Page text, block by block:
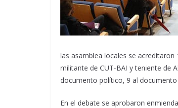
las asamblea locales se
militante de CUT-BAI y teniente de
documento político, 9 al
En el debate se aprobaron